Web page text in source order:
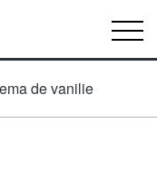
de vanilie